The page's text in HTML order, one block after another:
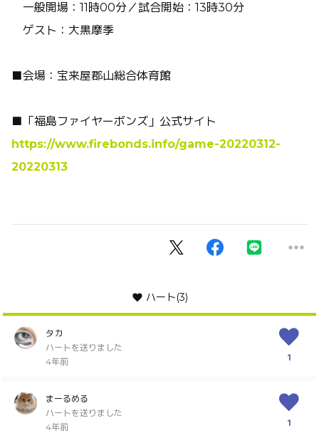
一般開場：11時00分／試合開始：13時30分
ゲスト：大黒摩季
■会場：宝来屋郡山総合体育館
■「福島ファイヤーボンズ」公式サイト
https://www.firebonds.info/game-20220312-
20220313
ハート(3)
タカ
ハートを送りました
4年前
1
まーるめる
ハートを送りました
4年前
1